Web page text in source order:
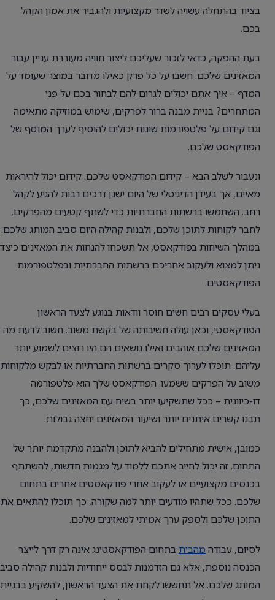
בציוד בהתחלה עשויה לשדר מקצועיות ולהגביר את אמון הקהל
בכם.
בעת ההפקה, כדאי לזכור שעליכם ליצור חוויה מעוררת עניין עבור
המאזינים שלכם. חשבו על כל פרק כאילו מדובר במוצר שעומד על
המדף – איך אתם יכולים לגרום להם לבחור בכם על פני
המתחרים? בניית מבנה ברור לפרקים, שימוש במוזיקה מתאימה
וגם קידום על פלטפורמות שונות יכולים להוסיף לערך המוסף של
הפודקאסט שלכם.
ונעבור לשלב הבא – קידום הפודקאסט שלכם. קידום יכול להיראות
מאיים, אך בעידן הדיגיטלי של היום ישנן דרכים רבות להגיע לקהל
רחב. השתמשו ברשתות החברתיות כדי לשתף קטעים מהפרקים,
לחבר לקוחות לתוכן שלכם, ולבנות קהילה היום סביב המותג שלכם.
במהלך השיחות בפודקאסט, אל תשכחו להנחות את המאזינים כיצד
ניתן למצוא ולעקוב אחריכם ברשתות החברתיות ובפלטפורמות
הפודקאסטים.
בעלי עסקים רבים חשים חוסר וודאות בנוגע לצעד הראשון
הפודקאסטי, וכאן עולה חשיבותה של בקשת משוב. חשוב לדעת מה
המאזינים שלכם אוהבים ואילו נושאים הם היו רוצים לשמוע יותר
עליהם. תוכלו לערוך סקרים ברשתות החברתיות או לבקש מלקוחות
משוב על הפרקים ששמעו. הפודקאסט שלך הוא פלטפורמה
דו-כיוונית – ככל שתשקיעו יותר בשיח עם המאזינים שלכם, כך
תבנו קשרים איתנים יותר ושיעור המאזינים יחצה גבולות.
כמובן, אישית מתחילים להביא לתוכן ולהבנה מתקדמת יותר של
התחום. זה יכול לחייב אתכם ללמוד על מגמות חדשות, להשתתף
בכנסים מקצועיים או לעקוב אחרי פודקאסטים אחרים בתחום
שלכם. ככל שתהיו מודעים יותר למה שקורה, כך תוכלו להתאים את
התוכן שלכם ולספק ערך אמיתי למאזינים שלכם.
לסיום, עבודה מהבית בתחום הפודקאסטינג אינה רק דרך לייצר
הכנסה נוספת, אלא גם הזדמנות לבסס ייחודיות ולבנות קהילה סביב
המותג שלכם. אל תחששו לקחת את הצעד הראשון, להשקיע בבניית